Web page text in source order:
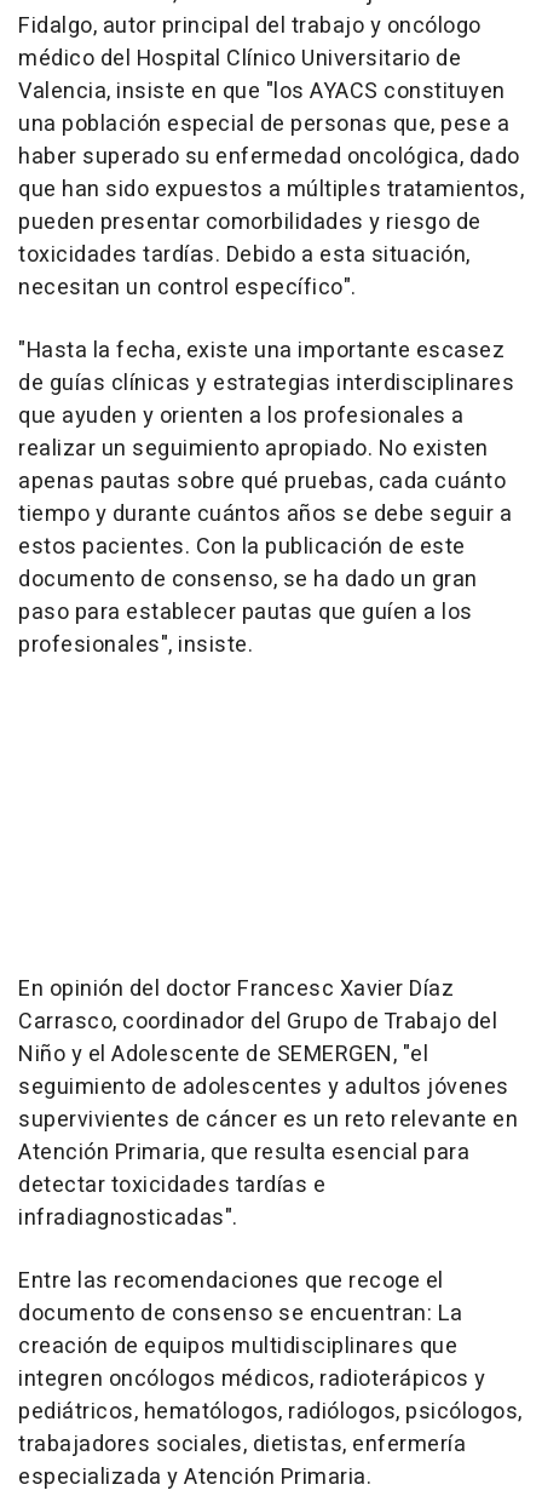
Fidalgo, autor principal del trabajo y oncólogo
médico del Hospital Clínico Universitario de
Valencia, insiste en que "los AYACS constituyen
una población especial de personas que, pese a
haber superado su enfermedad oncológica, dado
que han sido expuestos a múltiples tratamientos,
pueden presentar comorbilidades y riesgo de
toxicidades tardías. Debido a esta situación,
necesitan un control específico".
"Hasta la fecha, existe una importante escasez
de guías clínicas y estrategias interdisciplinares
que ayuden y orienten a los profesionales a
realizar un seguimiento apropiado. No existen
apenas pautas sobre qué pruebas, cada cuánto
tiempo y durante cuántos años se debe seguir a
estos pacientes. Con la publicación de este
documento de consenso, se ha dado un gran
paso para establecer pautas que guíen a los
profesionales", insiste.
En opinión del doctor Francesc Xavier Díaz
Carrasco, coordinador del Grupo de Trabajo del
Niño y el Adolescente de SEMERGEN, "el
seguimiento de adolescentes y adultos jóvenes
supervivientes de cáncer es un reto relevante en
Atención Primaria, que resulta esencial para
detectar toxicidades tardías e
infradiagnosticadas".
Entre las recomendaciones que recoge el
documento de consenso se encuentran: La
creación de equipos multidisciplinares que
integren oncólogos médicos, radioterápicos y
pediátricos, hematólogos, radiólogos, psicólogos,
trabajadores sociales, dietistas, enfermería
especializada y Atención Primaria.